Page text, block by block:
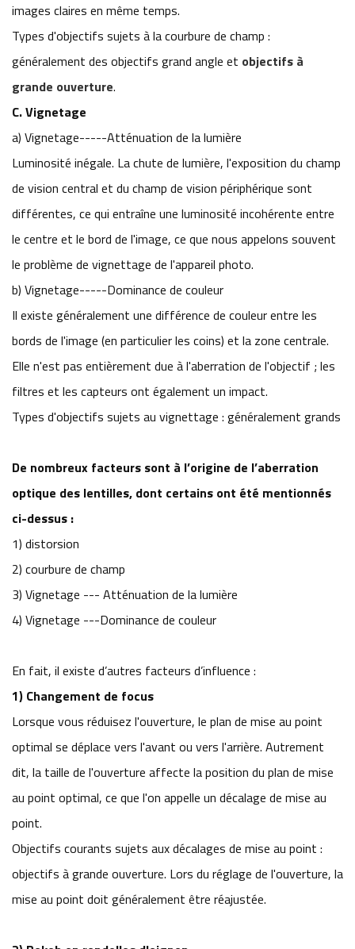
images claires en même temps.
Types d'objectifs sujets à la courbure de champ :
généralement des objectifs grand angle et objectifs à
grande ouverture.
C. Vignetage
a) Vignetage-----Atténuation de la lumière
Luminosité inégale. La chute de lumière, l'exposition du champ
de vision central et du champ de vision périphérique sont
différentes, ce qui entraîne une luminosité incohérente entre
le centre et le bord de l'image, ce que nous appelons souvent
le problème de vignettage de l'appareil photo.
b) Vignetage-----Dominance de couleur
Il existe généralement une différence de couleur entre les
bords de l'image (en particulier les coins) et la zone centrale.
Elle n'est pas entièrement due à l'aberration de l'objectif ; les
filtres et les capteurs ont également un impact.
Types d'objectifs sujets au vignettage : généralement grands
De nombreux facteurs sont à l’origine de l’aberration
optique des lentilles, dont certains ont été mentionnés
ci-dessus :
1) distorsion
2) courbure de champ
3) Vignetage --- Atténuation de la lumière
4) Vignetage ---Dominance de couleur
En fait, il existe d’autres facteurs d’influence :
1) Changement de focus
Lorsque vous réduisez l'ouverture, le plan de mise au point
optimal se déplace vers l'avant ou vers l'arrière. Autrement
dit, la taille de l'ouverture affecte la position du plan de mise
au point optimal, ce que l'on appelle un décalage de mise au
point.
Objectifs courants sujets aux décalages de mise au point :
objectifs à grande ouverture. Lors du réglage de l'ouverture, la
mise au point doit généralement être réajustée.